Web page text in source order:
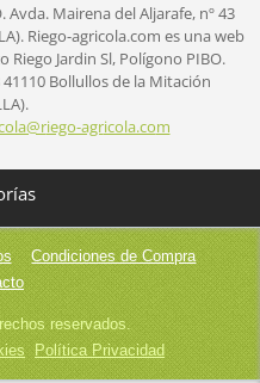
Avda. Mairena del Aljarafe, nº 43
Riego-agricola.com es una web
Riego Jardin Sl,Polígono PIBO.
41110 Bollullos de la Mitación
iego-agricola.com
Condiciones de Compra
reservados.
Política Privacidad